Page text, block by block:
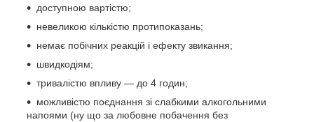
доступною вартістю;
невеликою кількістю протипоказань;
немає побічних реакцій і ефекту звикання;
швидкодіям;
тривалістю впливу — до 4 годин;
можливістю поєднання зі слабкими алкогольними
напоями (ну що за любовне побачення без